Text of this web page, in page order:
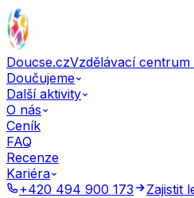
Doucse.czVzdělávací centrum
Doučujeme
Další aktivity
O nás
Ceník
FAQ
Recenze
Kariéra
+420 494 900 173
Zajistit